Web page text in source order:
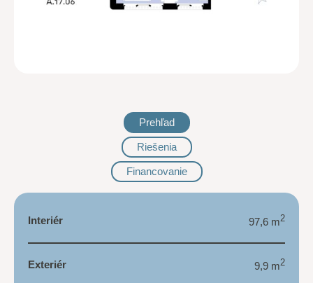
Prehľad
Riešenia
Financovanie
Interiér 97,6 m2
Exteriér 9,9 m2